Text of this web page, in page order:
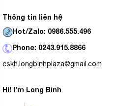
Thông tin liên hệ
Hot/Zalo: 0986.555.496
Phone: 0243.915.8866
cskh.longbinhplaza@gmail.com
Hi! I’m Long Bình